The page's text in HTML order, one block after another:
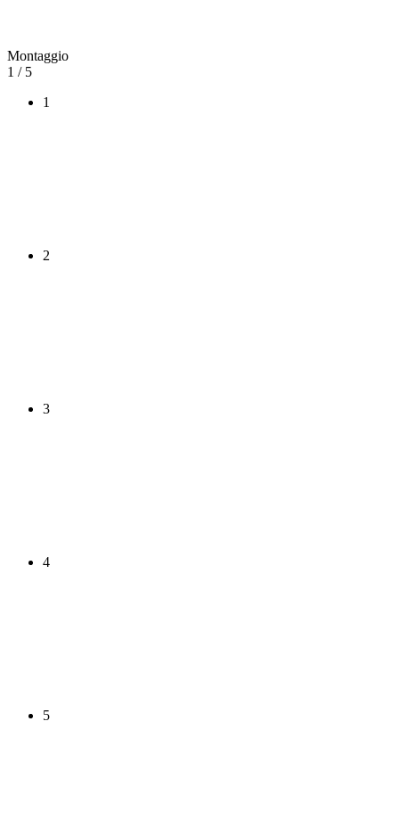
Montaggio
1 / 5
1
2
3
4
5